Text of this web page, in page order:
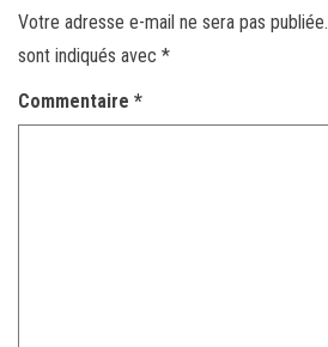
Votre adresse e-mail ne sera pas publiée.
sont indiqués avec *
Commentaire *